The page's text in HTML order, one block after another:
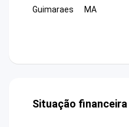
Guimaraes
MA
Situação financeira